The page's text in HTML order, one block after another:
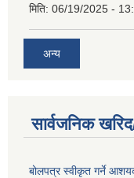
मिति: 06/19/2025 -
अन्य
सार्वजनिक
बोलपत्र स्वीकृत गर्ने